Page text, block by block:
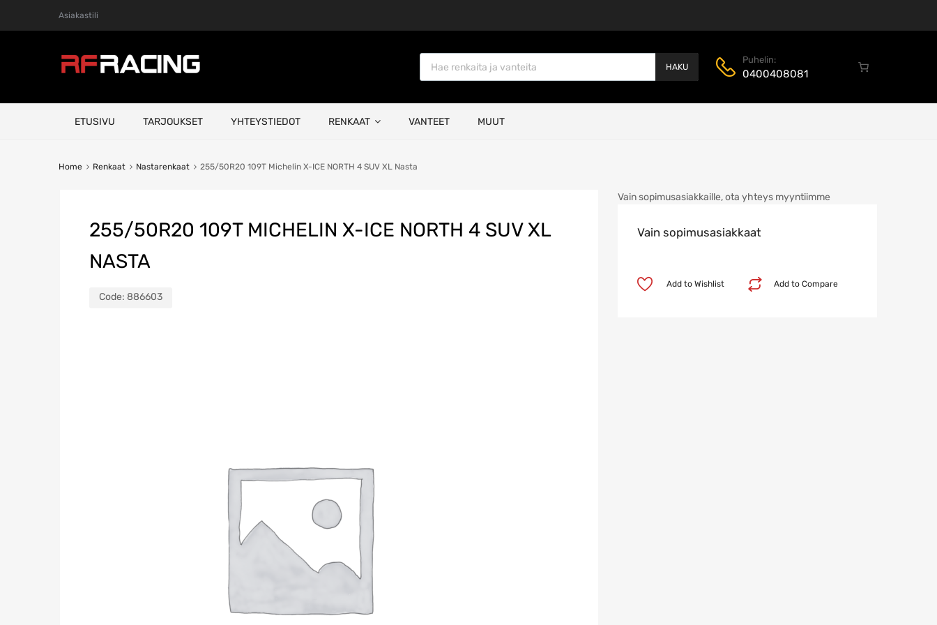
Asiakastili
Products search
HAKU
Puhelin:
0400408081
ETUSIVU TARJOUKSET YHTEYSTIEDOT RENKAAT VANTEET MUUT
Home Renkaat Nastarenkaat 255/50R20 109T Michelin X-ICE NORTH 4 SUV XL Nasta
255/50R20 109T MICHELIN X-ICE NORTH 4 SUV XL
NASTA
Code: 886603
Vain sopimusasiakkaille, ota yhteys myyntiimme
Vain sopimusasiakkaat
Add to Compare
Add to Wishlist